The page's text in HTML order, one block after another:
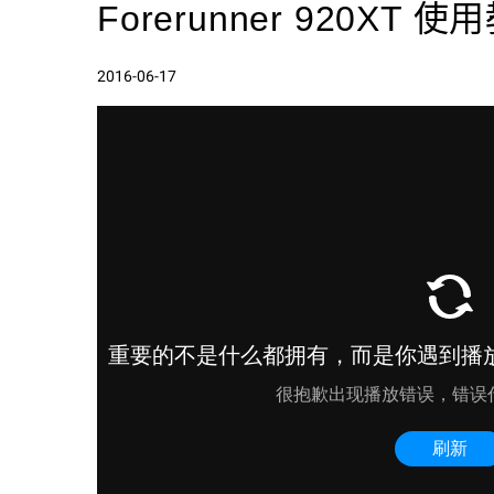
Forerunner 920XT 使用
2016-06-17